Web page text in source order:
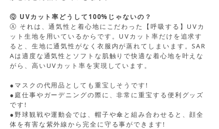
Ⓠ UVカット率どうして100%じゃないの？
Ⓐ それは、通気性と着心地にこだわった【呼吸する】UVカ
ット生地を用いているからです。UVカット率だけを追求す
ると、生地に通気性がなく衣服内が蒸れてしまいます。SAR
Aは適度な通気性とソフトな肌触りで快適な着心地を叶えな
がら、高いUVカット率を実現しています。
●マスクの代用品としても重宝しそうです!
●庭仕事やガーデニングの際に、非常に重宝する便利グッズ
です!
●野球観戦や運動会では、帽子や傘と組み合わせると、顔全
体を有害な紫外線から完全に守る事ができます!